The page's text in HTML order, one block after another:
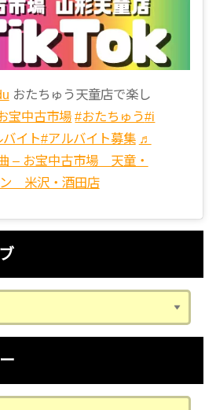
おたちゅう天童店で楽し
宝中古市場 #おたちゅう#i
イト#アルバイト募集 ♬
– お宝中古市場 天童・
米沢・酒田店